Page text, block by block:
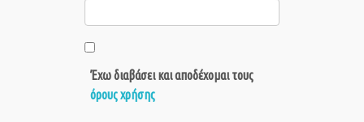
Έχω διαβάσει και αποδέχομαι τους
όρους χρήσης